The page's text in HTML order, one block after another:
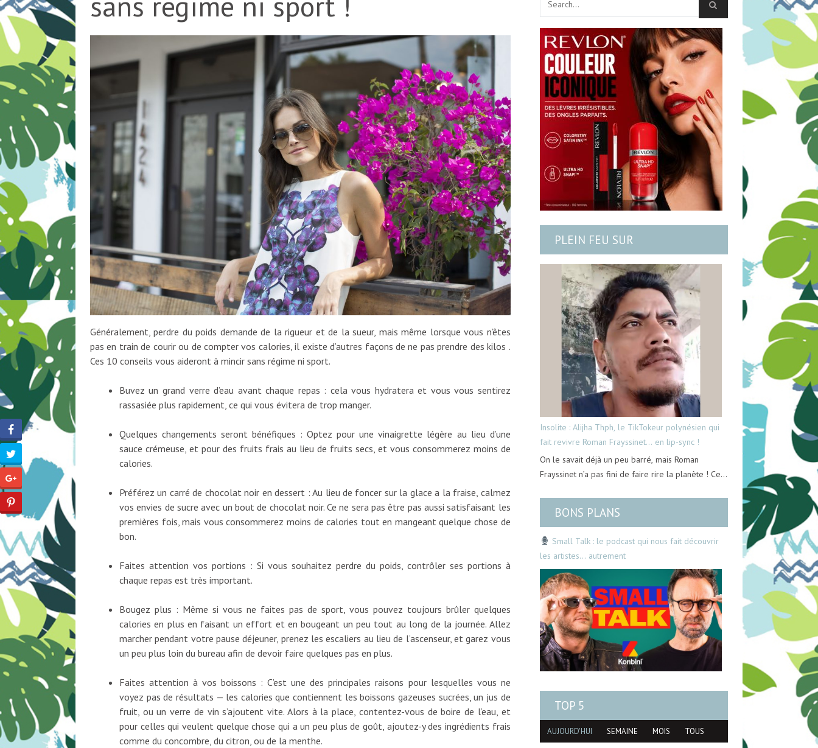
Généralement, perdre du poids demande de la rigueur et de la sueur, mais même lorsque vous n’êtes
pas en train de courir ou de compter vos calories, il existe d’autres façons de ne pas prendre des kilos .
Ces 10 conseils vous aideront à mincir sans régime ni sport.
Buvez un grand verre d’eau avant chaque repas : cela vous hydratera et vous vous sentirez
rassasiée plus rapidement, ce qui vous évitera de trop manger.
Quelques changements seront bénéfiques : Optez pour une vinaigrette légère au lieu d’une
sauce crémeuse, et pour des fruits frais au lieu de fruits secs, et vous consommerez moins de
calories.
Préférez un carré de chocolat noir en dessert : Au lieu de foncer sur la glace a la fraise, calmez
vos envies de sucre avec un bout de chocolat noir. Ce ne sera pas être pas aussi satisfaisant les
premières fois, mais vous consommerez moins de calories tout en mangeant quelque chose de
bon.
Faites attention vos portions : Si vous souhaitez perdre du poids, contrôler ses portions à
chaque repas est très important.
Bougez plus : Même si vous ne faites pas de sport, vous pouvez toujours brûler quelques
calories en plus en faisant un effort et en bougeant un peu tout au long de la journée. Allez
marcher pendant votre pause déjeuner, prenez les escaliers au lieu de l’ascenseur, et garez vous
un peu plus loin du bureau afin de devoir faire quelques pas en plus.
Faites attention à vos boissons : C’est une des principales raisons pour lesquelles vous ne
voyez pas de résultats — les calories que contiennent les boissons gazeuses sucrées, un jus de
fruit, ou un verre de vin s’ajoutent vite. Alors à la place, contentez-vous de boire de l’eau, et
pour celles qui veulent quelque chose qui a un peu plus de goût, ajoutez-y des ingrédients frais
comme du concombre, du citron, ou de la menthe.
PLEIN FEU SUR
Insolite : Alijha Thph, le TikTokeur polynésien qui
fait revivre Roman Frayssinet… en lip-sync !
On le savait déjà un peu barré, mais Roman
Frayssinet n’a pas fini de faire rire la planète ! Ce…
BONS PLANS
Small Talk : le podcast qui nous fait découvrir
les artistes… autrement
TOP 5
AUJOURD'HUI SEMAINE MOIS TOUS